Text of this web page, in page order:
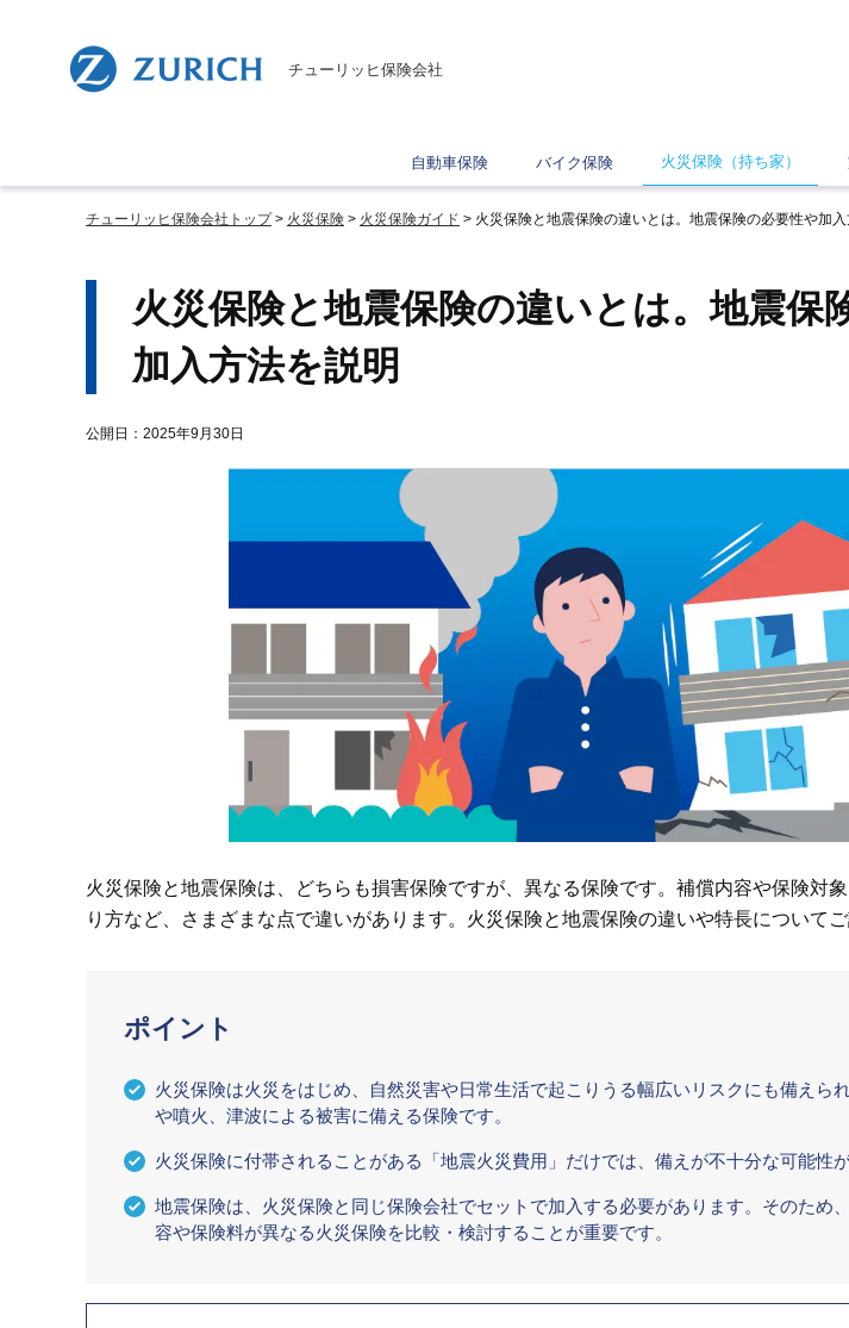
チューリッヒ保険会社
自動車保険 バイク保険 火災保険（持ち家）
チューリッヒ保険会社トップ 火災保険 火災保険ガイド 火災保険と地震保険の違いとは。地震保険の必要性や加入
火災保険と地震保険の違いとは。地震保
加入方法を説明
公開日：2025年9月30日
火災保険と地震保険は、どちらも損害保険ですが、異なる保険です。補償内容や保険対
り方など、さまざまな点で違いがあります。火災保険と地震保険の違いや特長についてご
ポイント
火災保険は火災をはじめ、自然災害や日常生活で起こりうる幅広いリスクにも備えら
や噴火、津波による被害に備える保険です。
火災保険に付帯されることがある「地震火災費用」だけでは、備えが不十分な可能性が
地震保険は、火災保険と同じ保険会社でセットで加入する必要があります。そのため
容や保険料が異なる火災保険を比較・検討することが重要です。